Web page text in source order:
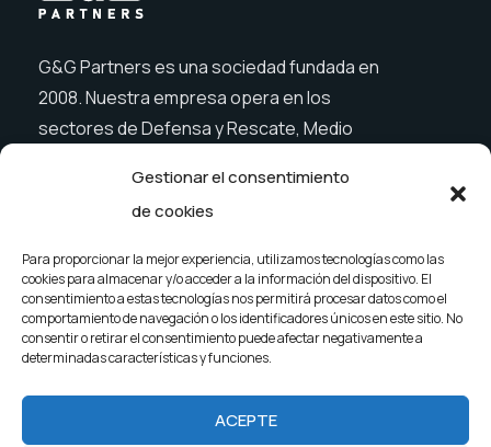
Gestionar el consentimiento
de cookies
Para proporcionar la mejor experiencia, utilizamos tecnologías como las
cookies para almacenar y/o acceder a la información del dispositivo. El
consentimiento a estas tecnologías nos permitirá procesar datos como el
comportamiento de navegación o los identificadores únicos en este sitio. No
consentir o retirar el consentimiento puede afectar negativamente a
determinadas características y funciones.
ACEPTE
G&G Partners es una sociedad fundada en
2008. Nuestra empresa opera en los
sectores de Defensa y Rescate, Medio
Menú
Empresa
Productos
Noticias
Contacto